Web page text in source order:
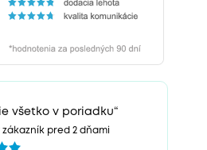
všetko v poriadku“
pred 2 dňami